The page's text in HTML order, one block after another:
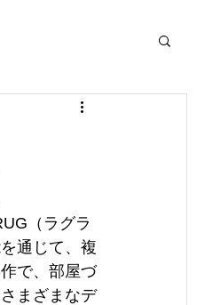
（ラグラ
通じて、複
で、部屋づ
まざまなデ